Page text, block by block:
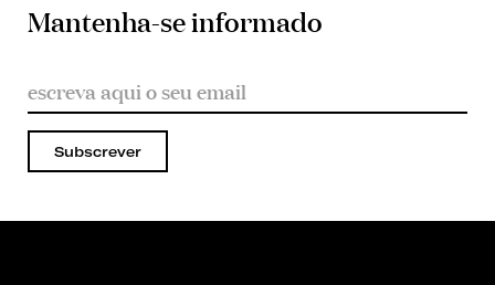
Mantenha-se informado
Subscrever